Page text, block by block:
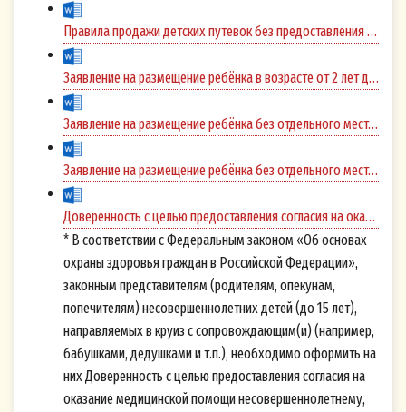
Правила продажи детских путевок без предоставления места
Заявление на размещение ребёнка в возрасте от 2 лет до 2 лет 11 месяцев
Заявление на размещение ребёнка без отдельного места и без питания
Заявление на размещение ребёнка без отдельного места с питанием
Доверенность с целью предоставления согласия на оказание медицинской помощи несовершеннолетнему *
* В соответствии с Федеральным законом «Об основах
охраны здоровья граждан в Российской Федерации»,
законным представителям (родителям, опекунам,
попечителям) несовершеннолетних детей (до 15 лет),
направляемых в круиз с сопровождающим(и) (например,
бабушками, дедушками и т.п.), необходимо оформить на
них Доверенность с целью предоставления согласия на
оказание медицинской помощи несовершеннолетнему,